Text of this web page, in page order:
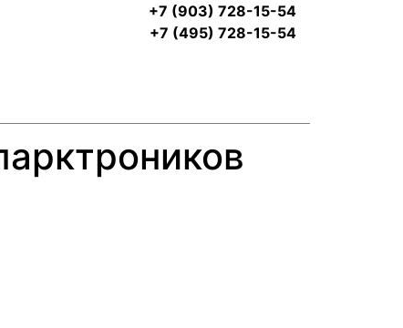
+7 (903) 728-15-54
+7 (495) 728-15-54